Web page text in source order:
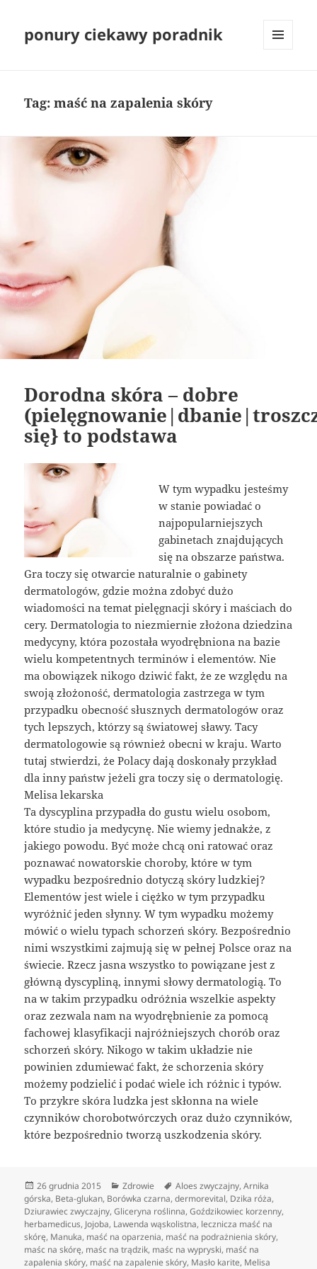
ponury ciekawy poradnik
Tag:maść na zapalenia skóry
Dorodna skóra – dobre
się} to podstawa
W tym wypadku jesteśmy
w stanie powiadać o
najpopularniejszych
gabinetach znajdujących
się na obszarze państwa.
Gra toczy się otwarcie naturalnie o gabinety
dermatologów, gdzie można zdobyć dużo
wiadomości na temat pielęgnacji skóry i maściach do
cery. Dermatologia to niezmiernie złożona dziedzina
medycyny, która pozostała wyodrębniona na bazie
wielu kompetentnych terminów i elementów. Nie
ma obowiązek nikogo dziwić fakt, że ze względu na
swoją złożoność, dermatologia zastrzega w tym
przypadku obecność słusznych dermatologów oraz
tych lepszych, którzy są światowej sławy. Tacy
dermatologowie są również obecni w kraju. Warto
tutaj stwierdzi, że Polacy dają doskonały przykład
dla inny państw jeżeli gra toczy się o dermatologię.
Melisa lekarska
Ta dyscyplina przypadła do gustu wielu osobom,
które studio ja medycynę. Nie wiemy jednakże, z
jakiego powodu. Być może chcą oni ratować oraz
poznawać nowatorskie choroby, które w tym
wypadku bezpośrednio dotyczą skóry ludzkiej?
Elementów jest wiele i ciężko w tym przypadku
wyróżnić jeden słynny. W tym wypadku możemy
mówić o wielu typach schorzeń skóry. Bezpośrednio
nimi wszystkimi zajmują się w pełnej Polsce oraz na
świecie. Rzecz jasna wszystko to powiązane jest z
główną dyscypliną, innymi słowy dermatologią. To
na w takim przypadku odróżnia wszelkie aspekty
oraz zezwala nam na wyodrębnienie za pomocą
fachowej klasyfikacji najróżniejszych chorób oraz
schorzeń skóry. Nikogo w takim układzie nie
powinien zdumiewać fakt, że schorzenia skóry
możemy podzielić i podać wiele ich różnic i typów.
To przykre skóra ludzka jest skłonna na wiele
czynników chorobotwórczych oraz dużo czynników,
które bezpośrednio tworzą uszkodzenia skóry.
Data
publikacji
26 grudnia 2015 Kategorie
Zdrowie Tagi
Aloes zwyczajny,Arnika
górska, Beta-glukan, Borówka czarna,dermorevital, Dzika róża,
Dziurawiec zwyczajny,Gliceryna roślinna,Goździkowiec korzenny,
herbamedicus, Jojoba, Lawenda wąskolistna, lecznicza maść na
skórę, Manuka, maść na oparzenia, maść na podrażnienia skóry,
maśc na skórę, maśc na trądzik, maśc na wypryski, maść na
zapalenia skóry, maść na zapalenie skóry, Masło karite, Melisa